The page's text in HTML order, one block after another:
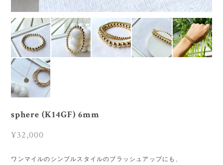
sphere (K14GF) 6mm
¥32,000
ワンマイルのシンプルスタイルのブラッシュアップにも、